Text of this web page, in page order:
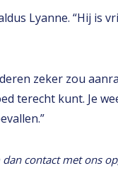
Lyanne. “Hij is
zeker zou
terecht kunt. Je
contact met ons